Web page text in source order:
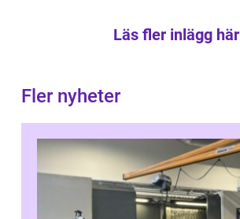
Läs fler inlägg här
Fler nyheter